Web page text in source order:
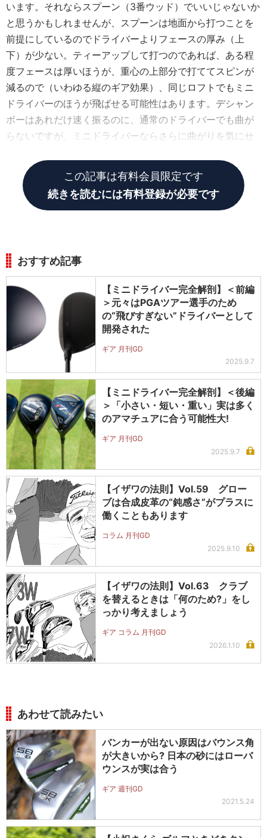
います。それならスプーン（3番ウッド）でいいじゃないか
と思うかもしれませんが、スプーンは地面から打つことを
前提にしているのでドライバーよりフェースの厚み（上
下）が少ない。ティーアップして打つのであれば、ある程
度フェースは厚いほうが、重心の上部分で打ててスピンが
減るので（いわゆる縦のギア効果）、同じロフトでもミニ
ドライバーのほうが飛ばせる可能性はあります。デシャン
ボーはあれだけ速く振るのに、通常のドライバーでも曲が
らないですが、ミニドライバーならさらに曲がりを気にせ
この記事は有料会員限定です
続きを読むには有料登録が必要です
おすすめ記事
【ミニドライバー完全解剖】＜前編
＞元々はPGAツアー選手のため
の“飛びすぎない”ドライバーとして
開発された
ギア 月刊GD
2025.9.7
【ミニドライバー完全解剖】＜後編
＞「小さい・短い・重い」実は多く
のアマチュアに合う可能性大!
ギア 月刊GD
2025.9.7
【イザワの法則】Vol.59 グロー
ブは合成皮革の“鈍感さ”がプラスに
働くこともあります
コラム 月刊GD
2025.9.10
【イザワの法則】Vol.63 クラブ
を替えるときは「何のため?」をし
っかり考えましょう
ギア コラム 月刊GD
2026.1.10
あわせて読みたい
バンカーが出ない原因はバウンス角
が大きいから? 日本の砂にはローバ
ウンスが実は合う
ギア 週刊GD
2021.5.24